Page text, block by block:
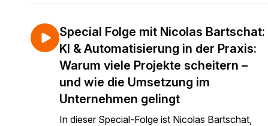
Special Folge mit Nicolas Bartschat:
KI & Automatisierung in der Praxis:
Warum viele Projekte scheitern –
und wie die Umsetzung im
Unternehmen gelingt
In dieser Special-Folge ist Nicolas Bartschat,